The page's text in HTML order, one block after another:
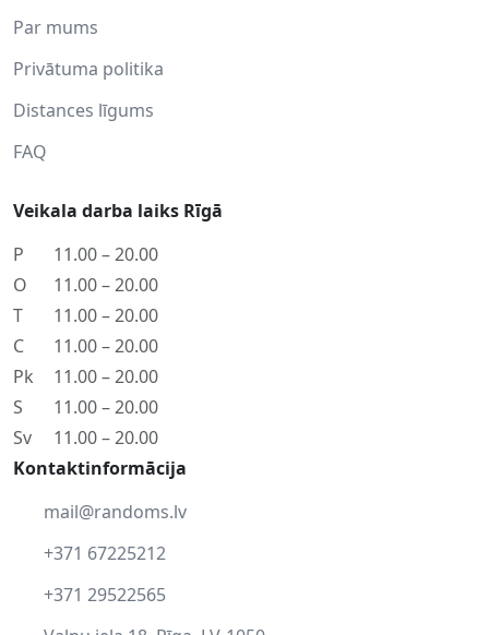
Par mums
Privātuma politika
Distances līgums
FAQ
Veikala darba laiks Rīgā
P
11.00 – 20.00
O
11.00 – 20.00
T
11.00 – 20.00
C
11.00 – 20.00
Pk
11.00 – 20.00
S
11.00 – 20.00
Sv
11.00 – 20.00
Kontaktinformācija
mail@randoms.lv
+371 67225212
+371 29522565